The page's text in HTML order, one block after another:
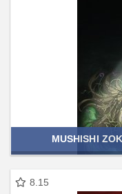
MUSHISHI
8.15